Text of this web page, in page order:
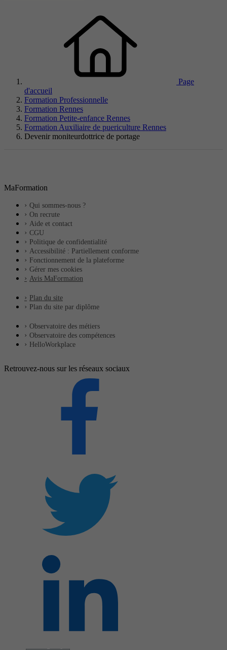
Page
d'accueil
Formation Professionnelle
Formation Rennes
Formation Petite-enfance Rennes
Formation Auxiliaire de puericulture Rennes
Devenir moniteurdottrice de portage
MaFormation
Qui sommes-nous ?
On recrute
Aide et contact
CGU
Politique de confidentialité
Accessibilité : Partiellement conforme
Fonctionnement de la plateforme
Gérer mes cookies
Avis MaFormation
Plan du site
Plan du site par diplôme
Observatoire des métiers
Observatoire des compétences
HelloWorkplace
Retrouvez-nous sur les réseaux sociaux